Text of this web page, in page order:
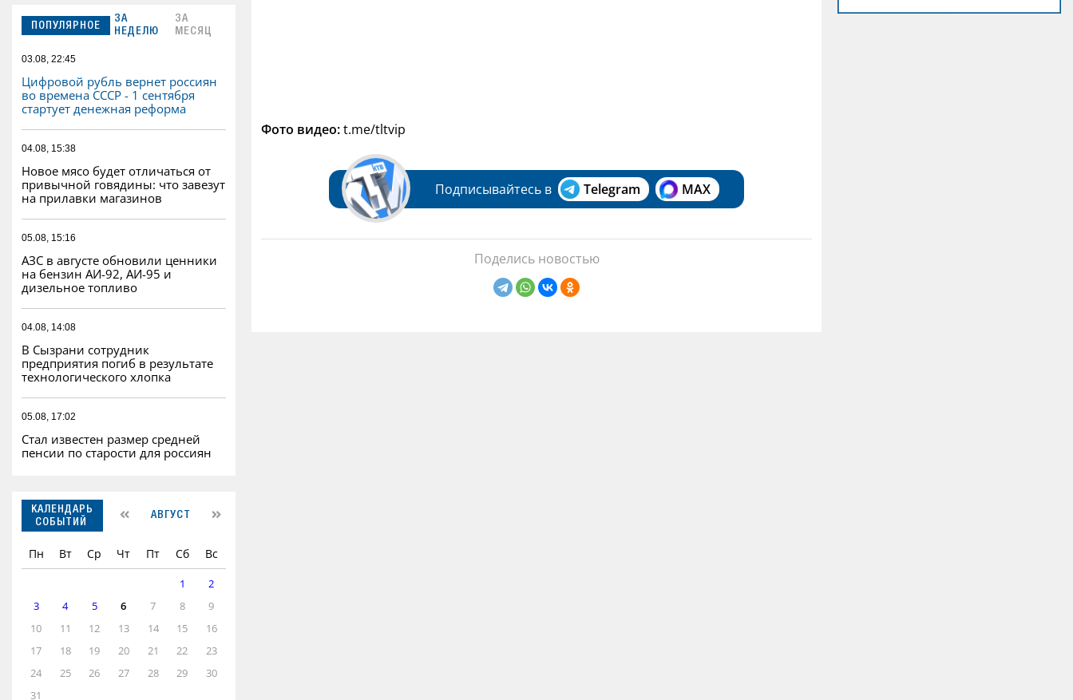
ПОПУЛЯРНОЕ
ЗА
НЕДЕЛЮ
ЗА
МЕСЯЦ
03.08, 22:45
Цифровой рубль вернет россиян
во времена СССР - 1 сентября
стартует денежная реформа
04.08, 15:38
Новое мясо будет отличаться от
привычной говядины: что завезут
на прилавки магазинов
05.08, 15:16
АЗС в августе обновили ценники
на бензин АИ-92, АИ-95 и
дизельное топливо
04.08, 14:08
В Сызрани сотрудник
предприятия погиб в результате
технологического хлопка
05.08, 17:02
Стал известен размер средней
пенсии по старости для россиян
КАЛЕНДАРЬ
СОБЫТИЙ
АВГУСТ
Пн Вт Ср Чт Пт Сб Вс
1
2
3
4 5 6 7 8
9
10
11 12 13 14 15
16
17
18 19 20 21 22
23
24
25 26 27 28 29
30
31
Фото видео:t.me/tltvip
Подписывайтесь в Telegram MAX
Поделись новостью